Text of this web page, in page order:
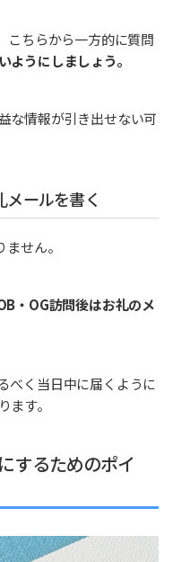
こちらから一方的に質問
ようにしましょう。
な情報が引き出せない可
メールを書く
せん。
・OG訪問後はお礼のメ
べく当日中に届くように
ます。
するためのポイ